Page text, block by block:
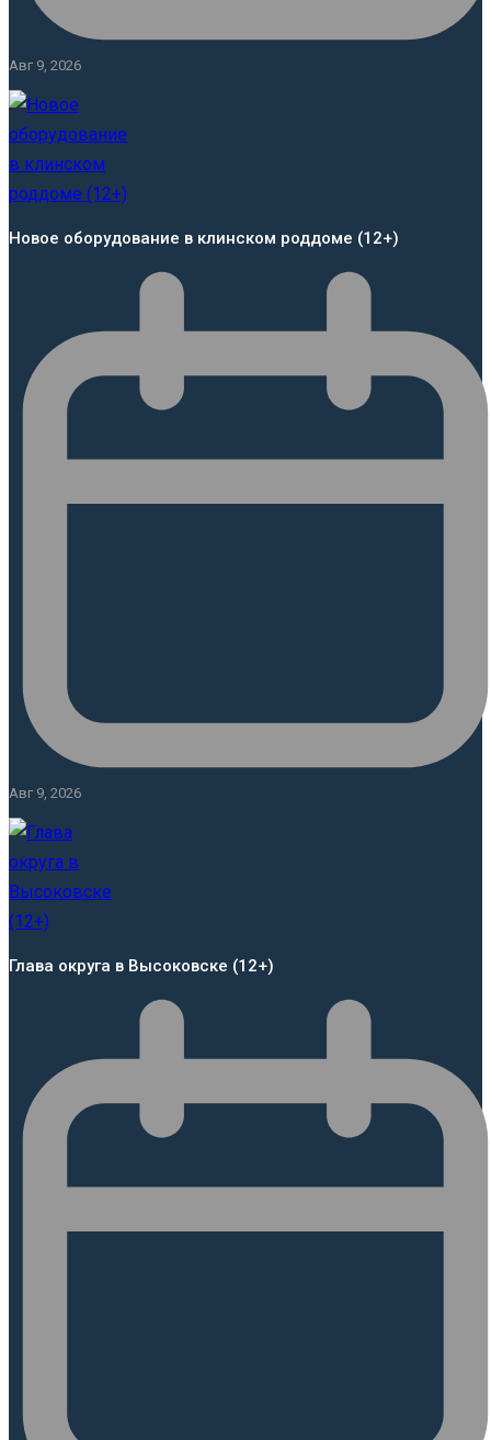
Авг 9, 2026
Новое оборудование в клинском роддоме (12+)
Авг 9, 2026
Глава округа в Высоковске (12+)